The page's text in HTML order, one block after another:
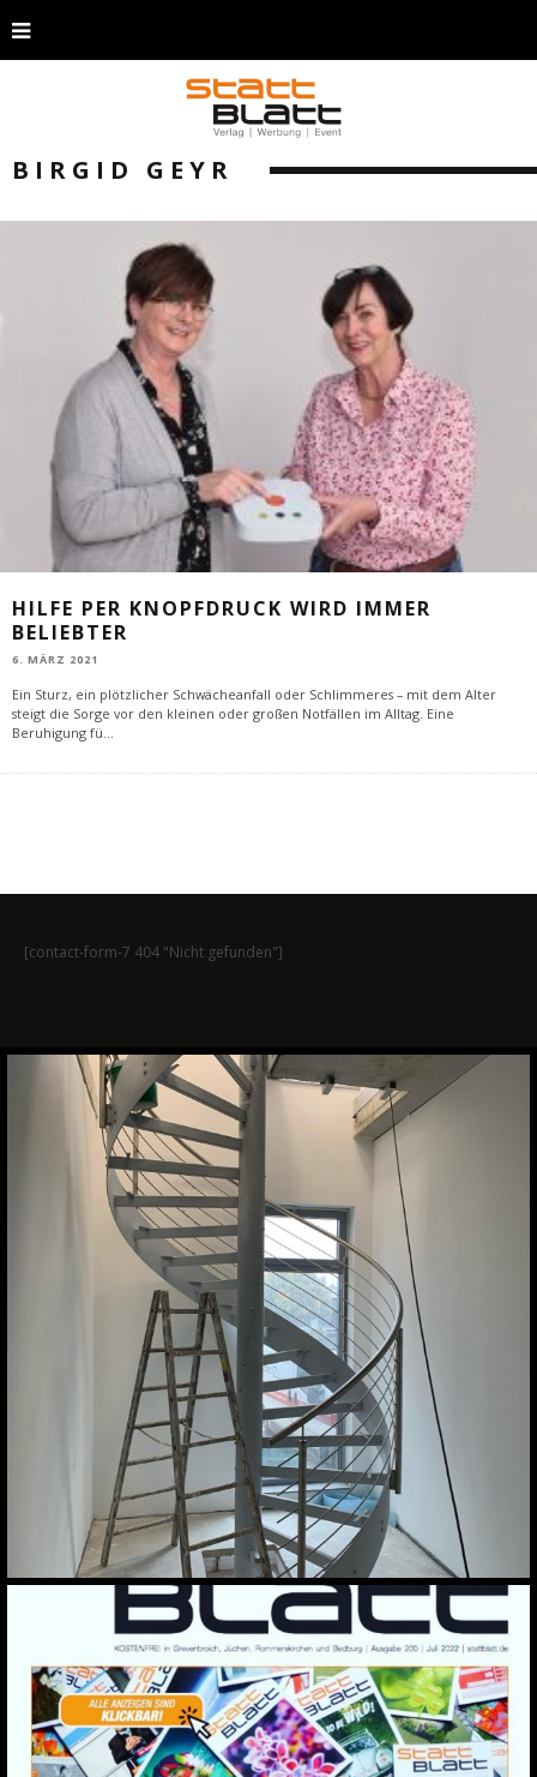
BIRGID GEYR
HILFE PER KNOPFDRUCK WIRD IMMER
BELIEBTER
6. MÄRZ 2021
Ein Sturz, ein plötzlicher Schwächeanfall oder Schlimmeres – mit dem Alter
steigt die Sorge vor den kleinen oder großen Notfällen im Alltag. Eine
Beruhigung fü...
[contact-form-7 404 "Nicht gefunden"]